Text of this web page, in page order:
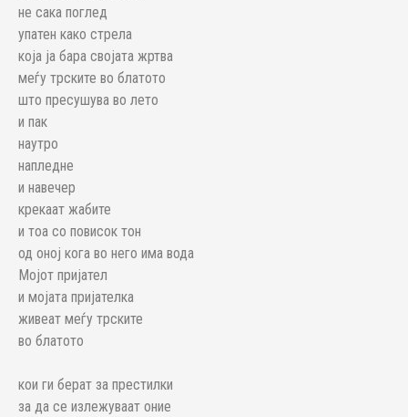
не сака поглед
упатен како стрела
која ја бара својата жртва
меѓу трските во блатото
што пресушува во лето
и пак
наутро
напледне
и навечер
крекаат жабите
и тоа со повисок тон
од оној кога во него има вода
Мојот пријател
и мојата пријателка
живеат меѓу трските
во блатото
кои ги берат за престилки
за да се излежуваат оние